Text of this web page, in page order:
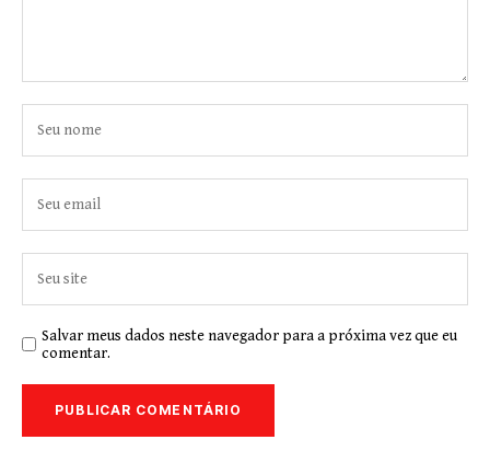
Salvar meus dados neste navegador para a próxima vez que eu
comentar.